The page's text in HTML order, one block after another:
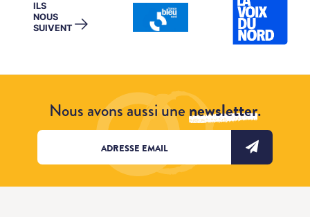
ILS
NOUS
SUIVENT →
Nous avons aussi unenewsletter.